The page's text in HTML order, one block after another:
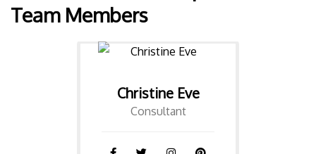
Team Members
David Hardson
Consultant